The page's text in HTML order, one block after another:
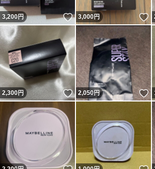
3,200円 いいね！
3,000円
2,300円 いいね！
2,050円